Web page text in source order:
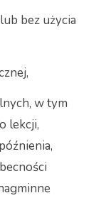
bez użycia
w tym
lekcji,